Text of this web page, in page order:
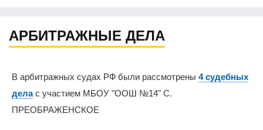
АРБИТРАЖНЫЕ ДЕЛА
В арбитражных судах РФ были рассмотрены 4 судебных
делас участием МБОУ "ООШ №14" С.
ПРЕОБРАЖЕНСКОЕ